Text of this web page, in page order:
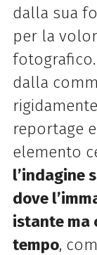
dalla sua
per la
dalla
reportage
elemento
l’indagine
dove
istante ma
tempo,